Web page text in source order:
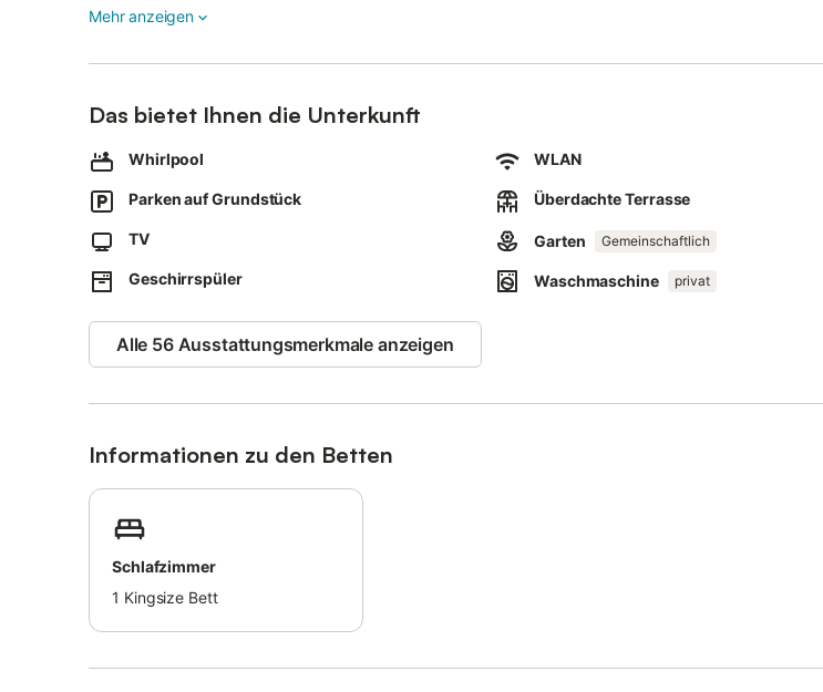
gegen eine Gebühr zur Verfügung.
das Passeiertal, Pfelders, St. Leonhard in Passeier/San Leonardo in Passiria sowie das Skigebiet
als Ausflugsziele an.
Haustiere sind nicht erlaubt.
Bei der Ankunft erhalten die Gäste die Südtirol-Pass MOBILCARD.
Für die Isolierung wurden nachhaltige Materialien verwendet.
Es gelten Richtlinien zur korrekten Mülltrennung, weitere Informationen erhalten Sie vor Ort. Rauchen
Mehr anzeigen
Das bietet Ihnen die Unterkunft
Whirlpool WLAN
Parken auf Grundstück Überdachte Terrasse
TV Garten Gemeinschaftlich
Geschirrspüler Waschmaschine privat
Alle 56 Ausstattungsmerkmale anzeigen
Informationen zu den Betten
Schlafzimmer
1 Kingsize Bett